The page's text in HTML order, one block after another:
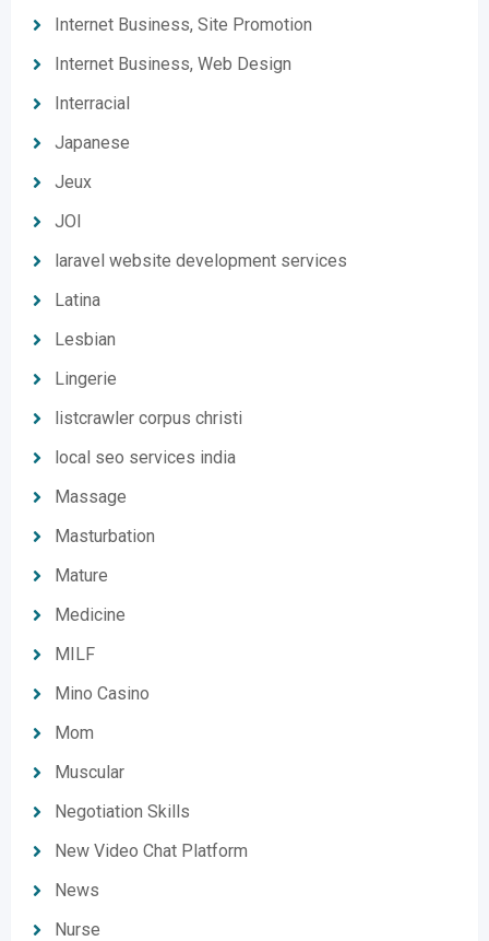
Internet Business, Site Promotion
Internet Business, Web Design
Interracial
Japanese
Jeux
JOI
laravel website development services
Latina
Lesbian
Lingerie
listcrawler corpus christi
local seo services india
Massage
Masturbation
Mature
Medicine
MILF
Mino Casino
Mom
Muscular
Negotiation Skills
New Video Chat Platform
News
Nurse